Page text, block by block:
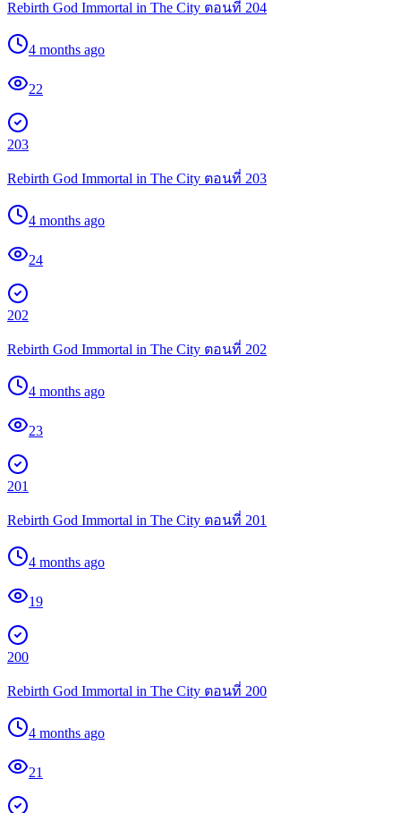
Rebirth God Immortal in The City ตอนที่ 204
4 months ago
22
203
Rebirth God Immortal in The City ตอนที่ 203
4 months ago
24
202
Rebirth God Immortal in The City ตอนที่ 202
4 months ago
23
201
Rebirth God Immortal in The City ตอนที่ 201
4 months ago
19
200
Rebirth God Immortal in The City ตอนที่ 200
4 months ago
21